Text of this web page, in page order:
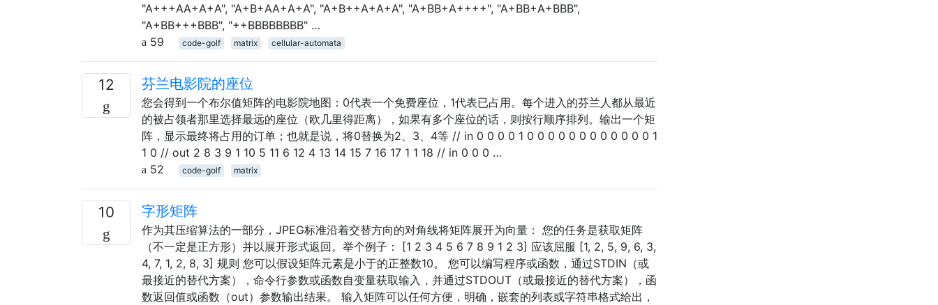
"A+++AA+A+A", "A+B+AA+A+A", "A+B++A+A+A", "A+BB+A++++", "A+BB+A+BBB",
"A+BB+++BBB", "++BBBBBBBB" …
59
code-golf matrix cellular-automata
12 芬兰电影院的座位
您会得到一个布尔值矩阵的电影院地图：0代表一个免费座位，1代表已占用。每个进入的芬兰人都从最近
的被占领者那里选择最远的座位（欧几里得距离），如果有多个座位的话，则按行顺序排列。输出一个矩
阵，显示最终将占用的订单；也就是说，将0替换为2、3、4等 // in 0 0 0 0 1 0 0 0 0 0 0 0 0 0 0 0 0 1
1 0 // out 2 8 3 9 1 10 5 11 6 12 4 13 14 15 7 16 17 1 1 18 // in 0 0 0 …
52
code-golf matrix
10 字形矩阵
作为其压缩算法的一部分，JPEG标准沿着交替方向的对角线将矩阵展开为向量： 您的任务是获取矩阵
（不一定是正方形）并以展开形式返回。举个例子： [1 2 3 4 5 6 7 8 9 1 2 3] 应该屈服 [1, 2, 5, 9, 6, 3,
4, 7, 1, 2, 8, 3] 规则 您可以假设矩阵元素是小于的正整数10。 您可以编写程序或函数，通过STDIN（或
最接近的替代方案），命令行参数或函数自变量获取输入，并通过STDOUT（或最接近的替代方案），函
数返回值或函数（out）参数输出结果。 输入矩阵可以任何方便，明确，嵌套的列表或字符串格式给出，